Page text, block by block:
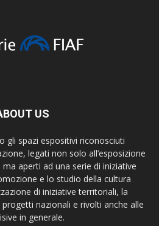
US
gli spazi espositivi riconosciuti
legati non solo all’esposizione
aperti ad una serie di iniziative
e lo studio della cultura
di iniziative territoriali, la
nazionali e rivolti anche alle
in generale.